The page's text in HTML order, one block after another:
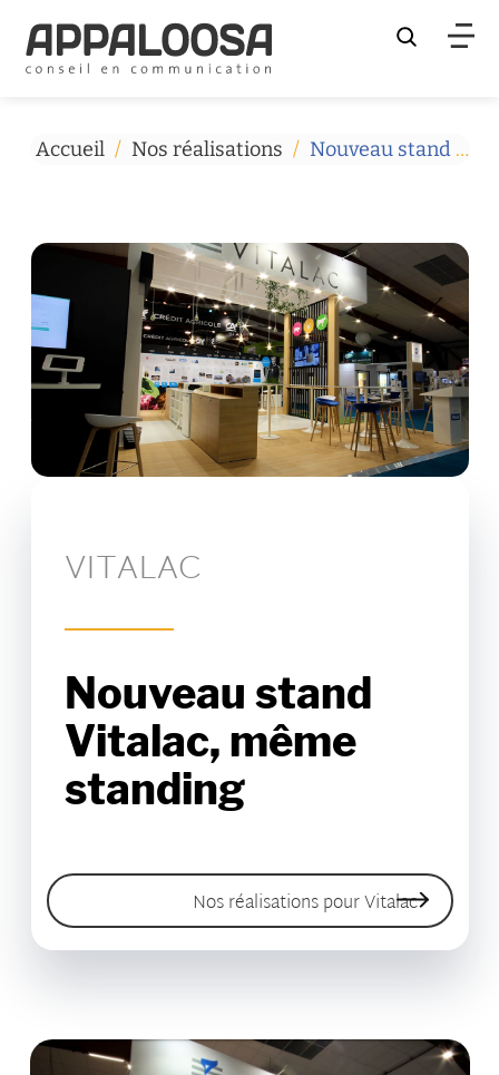
Rechercher
Accueil / Nos réalisations / Nouveau stand Vitalac, même standing
VITALAC
Nouveau stand
Vitalac, même
standing
Nos réalisations pour Vitalac